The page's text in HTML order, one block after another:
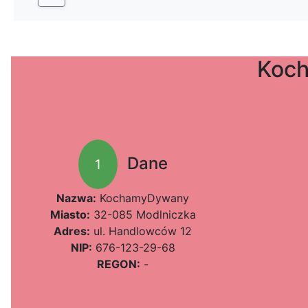
1 Dane
Nazwa: KochamyDywany
Miasto: 32-085 Modlniczka
Adres: ul. Handlowców 12
NIP: 676-123-29-68
REGON: -